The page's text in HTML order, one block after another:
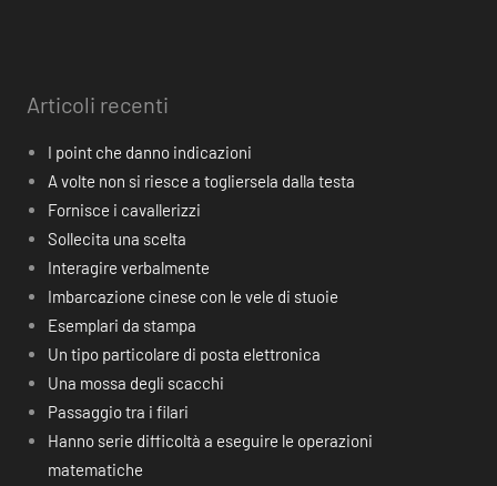
Articoli recenti
I point che danno indicazioni
A volte non si riesce a togliersela dalla testa
Fornisce i cavallerizzi
Sollecita una scelta
Interagire verbalmente
Imbarcazione cinese con le vele di stuoie
Esemplari da stampa
Un tipo particolare di posta elettronica
Una mossa degli scacchi
Passaggio tra i filari
Hanno serie difficoltà a eseguire le operazioni
matematiche